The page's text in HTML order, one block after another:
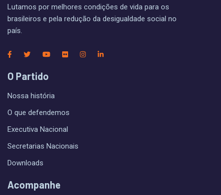
Lutamos por melhores condições de vida para os
brasileiros e pela redução da desigualdade social no
país.
O Partido
Nossa história
O que defendemos
Executiva Nacional
Secretarias Nacionais
Downloads
Acompanhe